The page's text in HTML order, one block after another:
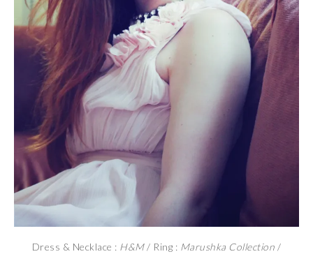
Dress & Necklace : H&M/ Ring : Marushka Collection /